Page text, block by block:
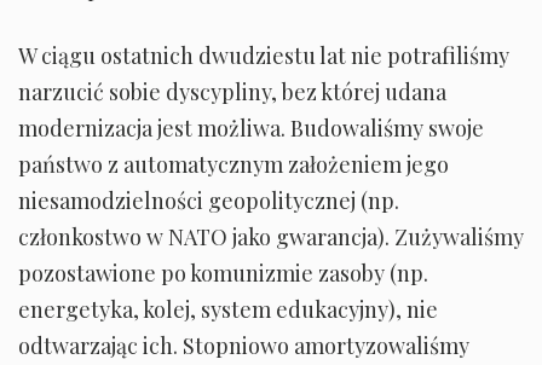
W ciągu ostatnich dwudziestu lat nie potrafiliśmy
narzucić sobie dyscypliny, bez której udana
modernizacja jest możliwa. Budowaliśmy swoje
państwo z automatycznym założeniem jego
niesamodzielności geopolitycznej (np.
członkostwo w NATO jako gwarancja). Zużywaliśmy
pozostawione po komunizmie zasoby (np.
energetyka, kolej, system edukacyjny), nie
odtwarzając ich. Stopniowo amortyzowaliśmy